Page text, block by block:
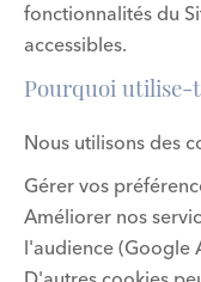
fonctionnalités du
accessibles.
Pourquoi utilise-
Nous utilisons des
Gérer vos
Améliorer nos
l'audience (Google